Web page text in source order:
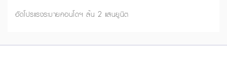
อัดโปรแรงระบายคอนโดฯ ล้น 2 แสนยูนิต